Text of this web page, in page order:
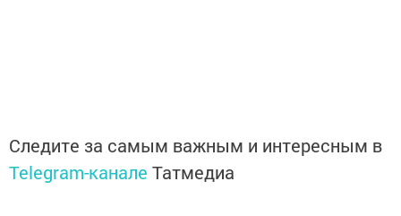
Следите за самым важным и интересным в
Telegram-канале Татмедиа